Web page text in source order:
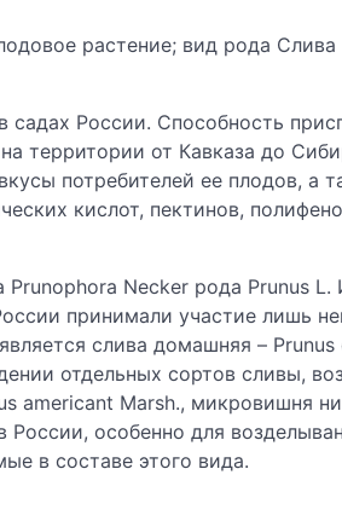
растение; вид рода
садах России. Способность
территории от Кавказа до
потребителей ее плодов,
кислот, пектинов,
Necker рода Prunus
принимали участие лишь
слива домашняя –
отдельных сортов сливы,
americant Marsh., микровишня
России, особенно для
в составе этого вида.